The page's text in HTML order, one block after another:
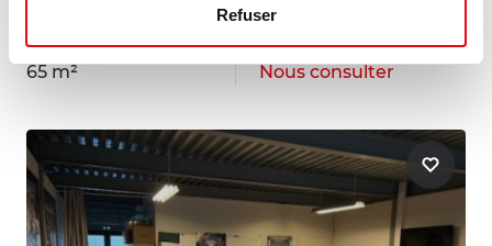
Refuser
65 m² Nous consulter